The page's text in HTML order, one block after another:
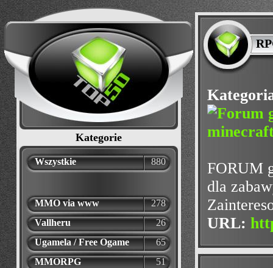
Kategorie
Wszystkie 880
MMO via www
278
Vallheru
26
Ugamela / Free Ogame
65
MMORPG
51
FORUM
dla
URL: